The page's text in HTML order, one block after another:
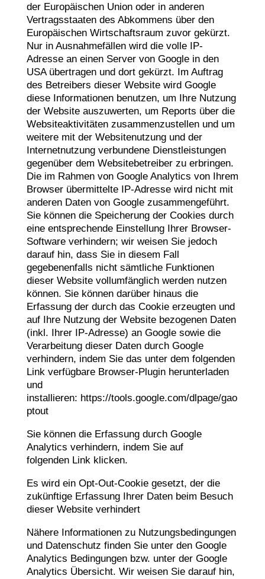
der Europäischen Union oder in anderen
Vertragsstaaten des Abkommens über den
Europäischen Wirtschaftsraum zuvor gekürzt.
Nur in Ausnahmefällen wird die volle IP-
Adresse an einen Server von Google in den
USA übertragen und dort gekürzt. Im Auftrag
des Betreibers dieser Website wird Google
diese Informationen benutzen, um Ihre Nutzung
der Website auszuwerten, um Reports über die
Websiteaktivitäten zusammenzustellen und um
weitere mit der Websitenutzung und der
Internetnutzung verbundene Dienstleistungen
gegenüber dem Websitebetreiber zu erbringen.
Die im Rahmen von Google Analytics von Ihrem
Browser übermittelte IP-Adresse wird nicht mit
anderen Daten von Google zusammengeführt.
Sie können die Speicherung der Cookies durch
eine entsprechende Einstellung Ihrer Browser-
Software verhindern; wir weisen Sie jedoch
darauf hin, dass Sie in diesem Fall
gegebenenfalls nicht sämtliche Funktionen
dieser Website vollumfänglich werden nutzen
können. Sie können darüber hinaus die
Erfassung der durch das Cookie erzeugten und
auf Ihre Nutzung der Website bezogenen Daten
(inkl. Ihrer IP-Adresse) an Google sowie die
Verarbeitung dieser Daten durch Google
verhindern, indem Sie das unter dem folgenden
Link verfügbare Browser-Plugin herunterladen
und
installieren: https://tools.google.com/dlpage/gao
ptout
Sie können die Erfassung durch Google
Analytics verhindern, indem Sie auf
folgenden Link klicken.
Es wird ein Opt-Out-Cookie gesetzt, der die
zukünftige Erfassung Ihrer Daten beim Besuch
dieser Website verhindert
Nähere Informationen zu Nutzungsbedingungen
und Datenschutz finden Sie unter den Google
Analytics Bedingungenbzw. unter der Google
Analytics Übersicht. Wir weisen Sie darauf hin,